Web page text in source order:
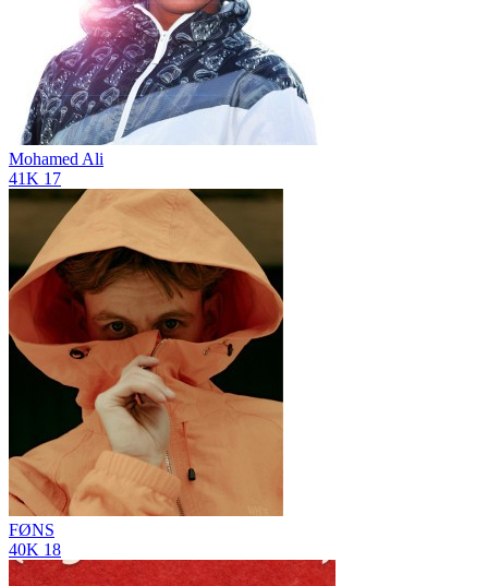
Mohamed Ali
41K 17
FØNS
40K 18